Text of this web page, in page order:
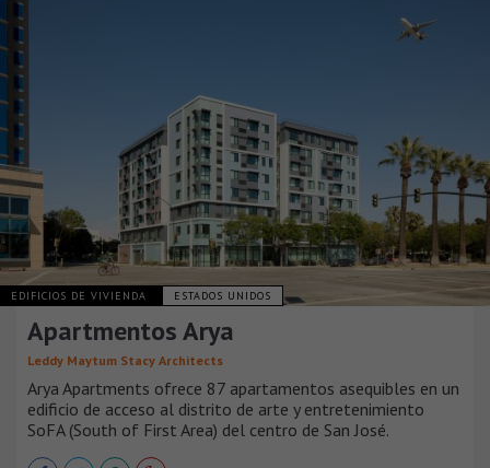
EDIFICIOS DE VIVIENDA ESTADOS UNIDOS
Apartmentos Arya
Leddy Maytum Stacy Architects
Arya Apartments ofrece 87 apartamentos asequibles en un
edificio de acceso al distrito de arte y entretenimiento
SoFA (South of First Area) del centro de San José.